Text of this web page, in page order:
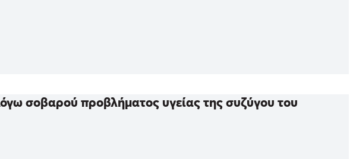
σοβαρού προβλήματος υγείας της συζύγου του